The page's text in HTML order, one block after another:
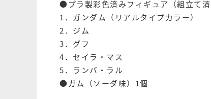
●プラ製彩色済みフィギュア（組立て
1．ガンダム（リアルタイプカラー）
2．ジム
3．グフ
4．セイラ・マス
5．ランバ・ラル
●ガム（ソーダ味）1個